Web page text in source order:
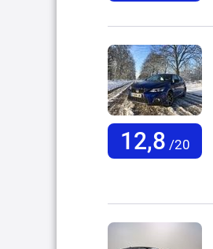
12,8 /20